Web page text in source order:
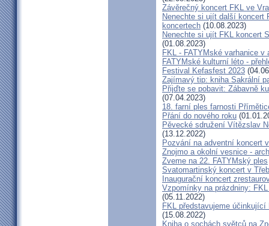
Závěrečný koncert FKL ve
Nenechte si ujít další koncert
koncertech (10.08.2023)
Nenechte si ujít FKL koncert
(01.08.2023)
FKL - FATYMské varhanice v
FATYMské kulturní léto -
Festival Kefasfest 2023
Zajímavý tip: kniha Sakrální
Přijďte se pobavit: Zábavně
(07.04.2023)
18. farní ples farnosti
Přání do nového roku
Pěvecké sdružení Vítězslav
(13.12.2022)
Pozvání na adventní koncert
Znojmo a okolní vesnice -
Zveme na 22. FATYMský ples
Svatomartinský koncert v
Inaugurační koncert
Vzpomínky na prázdniny:
(05.11.2022)
FKL představujeme účinkující
(15.08.2022)
Kniha o sochách světců na